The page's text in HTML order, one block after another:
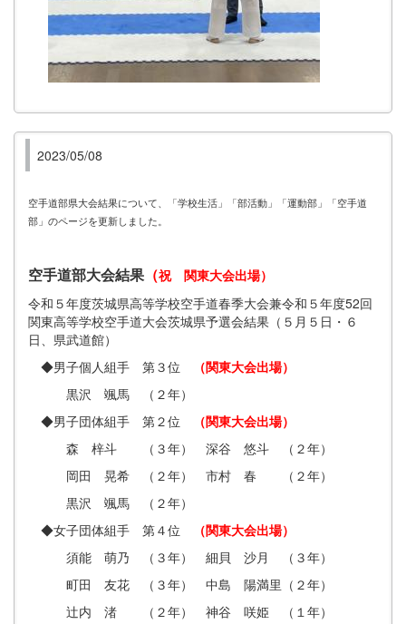
2023/05/08
空手道部県大会結果について、「学校生活」「部活動」「運動部」「空手道
部」のページを更新しました。
空手道部大会結果 （祝 関東大会出場）
令和５年度茨城県高等学校空手道春季大会兼令和５年度52回
関東高等学校空手道大会茨城県予選会結果（５月５日・６
日、県武道館）
◆男子個人組手 第３位
（関東大会出場）
黒沢 颯馬 （２年）
◆男子団体組手 第２位
（関東大会出場）
森 梓斗 （３年） 深谷 悠斗 （２年）
岡田 晃希 （２年） 市村 春 （２年）
黒沢 颯馬 （２年）
◆女子団体組手 第４位
（関東大会出場）
須能 萌乃 （３年） 細貝 沙月 （３年）
町田 友花 （３年） 中島 陽満里（２年）
辻内 渚 （２年） 神谷 咲姫 （１年）